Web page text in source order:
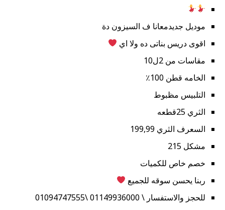
موديل جديدمعانا ف السيزون دة
اقوى دريس بناتى ده ولا اي
مقاسات من 2ل10
الخامه قطن 100٪
التلبيس مظبوط
الثري 25قطعه
السعرف الثري 199,99
مشكل 215
خصم خاص للكميات
ربنا يحسن سوقه للجميع
للحجز والاستفسار \ 01149936000 \01094747555